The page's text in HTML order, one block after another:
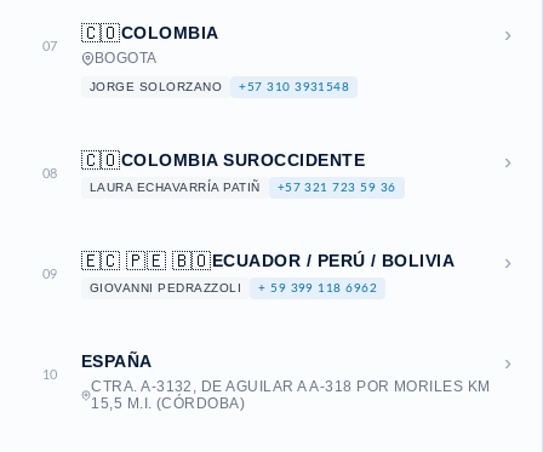
07
🇨🇴COLOMBIA ›
BOGOTA
JORGE SOLORZANO +57 310 3931548
08
🇨🇴COLOMBIA SUROCCIDENTE ›
LAURA ECHAVARRÍA PATIÑ +57 321 723 59 36
09
🇪🇨 🇵🇪 🇧🇴ECUADOR / PERÚ / BOLIVIA ›
GIOVANNI PEDRAZZOLI + 59 399 118 6962
10
ESPAÑA ›
CTRA. A-3132, DE AGUILAR A A-318 POR MORILES KM
15,5 M.I. (CÓRDOBA)